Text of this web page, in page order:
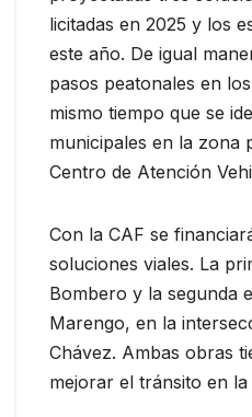
licitadas en 2025 y los
este año. De igual
pasos peatonales en
mismo tiempo que se
municipales en la zona
Centro de Atención
Con la CAF se
soluciones viales. La
Bombero y la segunda
Marengo, en la
Chávez. Ambas obras
mejorar el tránsito en la